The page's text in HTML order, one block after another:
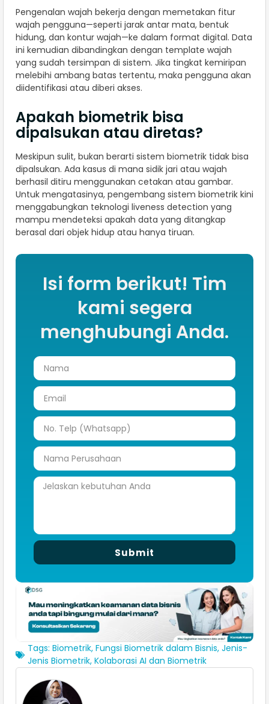
Pengenalan wajah bekerja dengan memetakan fitur
wajah pengguna—seperti jarak antar mata, bentuk
hidung, dan kontur wajah—ke dalam format digital. Data
ini kemudian dibandingkan dengan template wajah
yang sudah tersimpan di sistem. Jika tingkat kemiripan
melebihi ambang batas tertentu, maka pengguna akan
diidentifikasi atau diberi akses.
Apakah biometrik bisa
dipalsukan atau diretas?
Meskipun sulit, bukan berarti sistem biometrik tidak bisa
dipalsukan. Ada kasus di mana sidik jari atau wajah
berhasil ditiru menggunakan cetakan atau gambar.
Untuk mengatasinya, pengembang sistem biometrik kini
menggabungkan teknologi liveness detection yang
mampu mendeteksi apakah data yang ditangkap
berasal dari objek hidup atau hanya tiruan.
Isi form berikut! Tim
kami segera
menghubungi Anda.
Submit
Tags: Biometrik, Fungsi Biometrik dalam Bisnis, Jenis-
Jenis Biometrik, Kolaborasi AI dan Biometrik